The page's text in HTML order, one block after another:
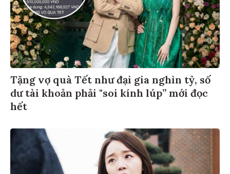
Tặng vợ quà Tết như đại gia nghìn tỷ, số
dư tài khoản phải "soi kính lúp” mới đọc
hết